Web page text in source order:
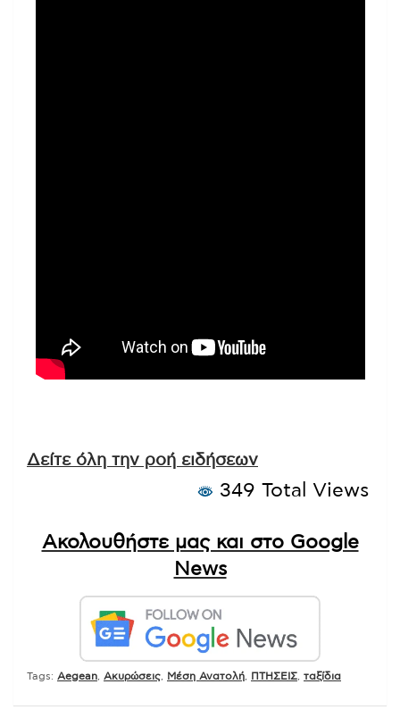
Δείτε όλη την ροή ειδήσεων
349 Total Views
Ακολουθήστε μας και στο Google
News
Tags: Aegean Ακυρώσεις Μέση Ανατολή ΠΤΗΣΕΙΣ ταξίδια